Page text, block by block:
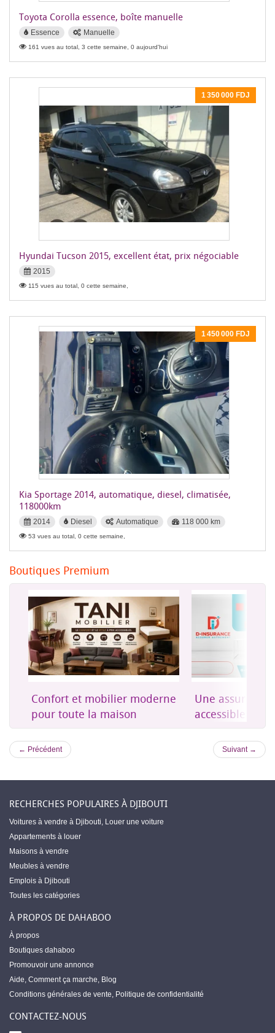
Toyota Corolla essence, boîte manuelle
Essence Manuelle
161 vues au total, 3 cette semaine, 0 aujourd'hui
1 350 000 FDJ
Hyundai Tucson 2015, excellent état, prix négociable
2015
115 vues au total, 0 cette semaine,
1 450 000 FDJ
Kia Sportage 2014, automatique, diesel, climatisée,
118000km
2014 Diesel Automatique 118 000 km
53 vues au total, 0 cette semaine,
Boutiques Premium
Confort et mobilier moderne
pour toute la maison
Une
accessible à
← Précédent Suivant →
RECHERCHES POPULAIRES À DJIBOUTI
Voitures à vendre à Djibouti, Louer une voiture
Appartements à louer
Maisons à vendre
Meubles à vendre
Emplois à Djibouti
Toutes les catégories
À PROPOS DE DAHABOO
À propos
Boutiques dahaboo
Promouvoir une annonce
Aide, Comment ça marche, Blog
Conditions générales de vente, Politique de confidentialité
CONTACTEZ-NOUS